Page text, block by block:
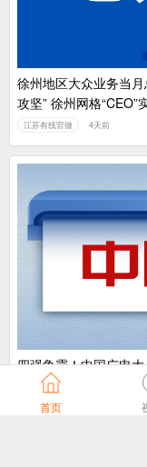
徐州地区大众业务当
攻坚” 徐州网格“CEO”
江苏有线官微 4天前
四强争霸！中国广电
中国广电
首页